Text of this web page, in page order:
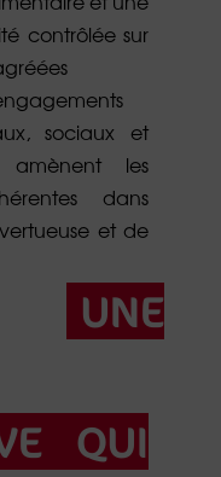
contrôlée sur
sociaux et
les
dans
et de
UNE
QUI